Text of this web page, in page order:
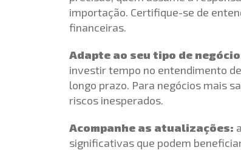
importação. Certifique-se de
financeiras.
Adapte ao seu tipo de
investir tempo no entendimento
longo prazo. Para negócios mais
riscos inesperados.
Acompanhe as atualizações:
significativas que podem